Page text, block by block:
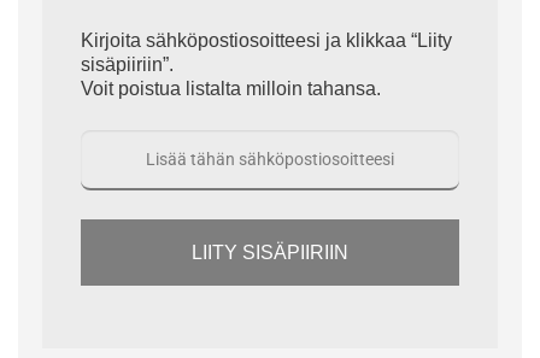
Kirjoita sähköpostiosoitteesi ja klikkaa “Liity
sisäpiiriin”.
Voit poistua listalta milloin tahansa.
LIITY SISÄPIIRIIN